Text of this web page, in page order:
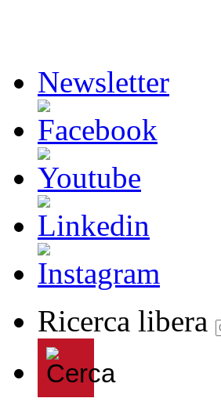
Newsletter
Ricerca libera